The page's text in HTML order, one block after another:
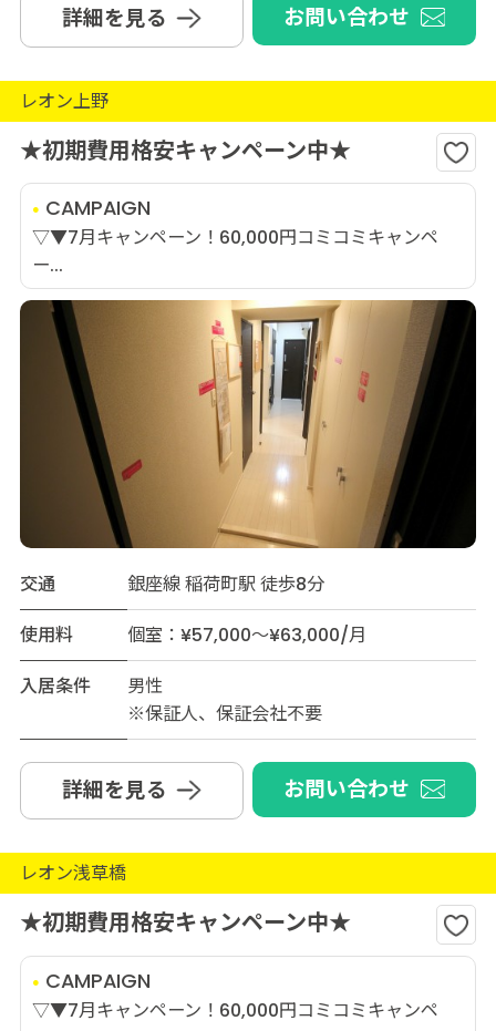
詳細を見る お問い合わせ
レオン上野
★初期費用格安キャンペーン中★
CAMPAIGN
▽▼7月キャンペーン！60,000円コミコミキャンペ
ー...
交通
銀座線 稲荷町駅 徒歩8分
使用料
個室：¥57,000～¥63,000/月
入居条件
男性
※保証人、保証会社不要
詳細を見る お問い合わせ
レオン浅草橋
★初期費用格安キャンペーン中★
CAMPAIGN
▽▼7月キャンペーン！60,000円コミコミキャンペ